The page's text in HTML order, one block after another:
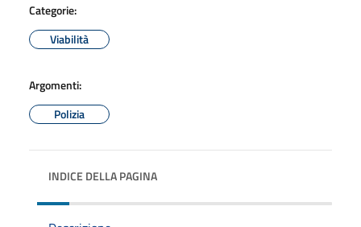
Categorie:
Viabilità
Argomenti:
Polizia
INDICE DELLA PAGINA